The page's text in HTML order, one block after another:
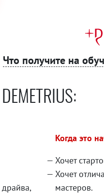
Что получите на
Когда это
Хочет
Хочет
мастеров.